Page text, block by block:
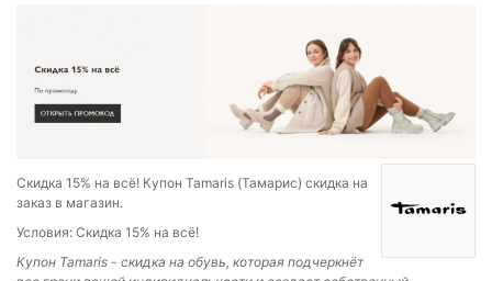
Скидка 15% на всё! Купон Tamaris (Тамарис) скидка на
заказ в магазин.
Условия: Скидка 15% на всё!
Купон Tamaris - скидка на обувь, которая подчеркнёт